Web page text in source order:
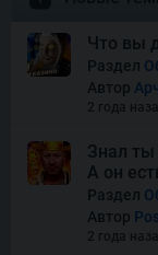
Squish
Что вы
Раздел
Автор
2 года
Знал ты
А он
Раздел
Автор
2 года